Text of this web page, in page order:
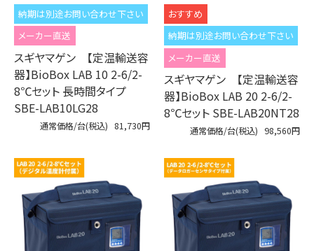
納期は別途お問い合わせ下さい
メーカー直送
スギヤマゲン 【定温輸送容
器】BioBox LAB 10 2-6/2-
8℃セット 長時間タイプ
SBE-LAB10LG28
通常価格/台(税込) 81,730円
納期は別途お問い合わせ下さい
メーカー直送
スギヤマゲン 【定温輸送容
器】BioBox LAB 20 2-6/2-
8℃セット SBE-LAB20NT28
通常価格/台(税込) 98,560円